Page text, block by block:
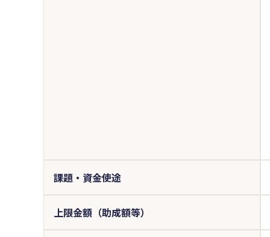
課題・資金使途
上限金額（助成額等）